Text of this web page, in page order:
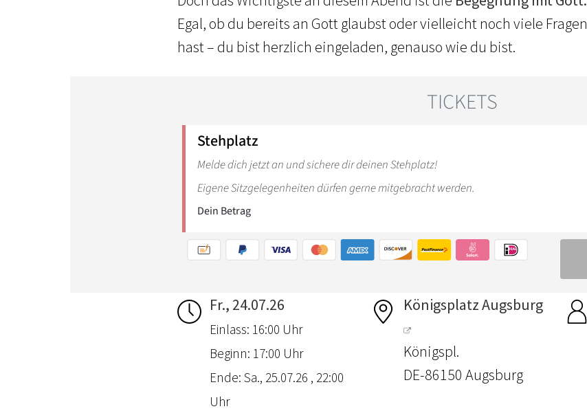
Egal, ob du bereits an Gott glaubst oder vielleicht noch viele Fragen
hast – du bist herzlich eingeladen, genauso wie du bist.
Fr., 24.07.26
Einlass: 16:00 Uhr
Beginn: 17:00 Uhr
Ende: Sa., 25.07.26 , 22:00
Uhr
Königsplatz Augsburg
Königspl.
DE-86150 Augsburg